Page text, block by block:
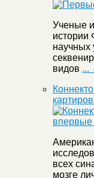
Ученые
истории
научных
видов ...
всех
мозге